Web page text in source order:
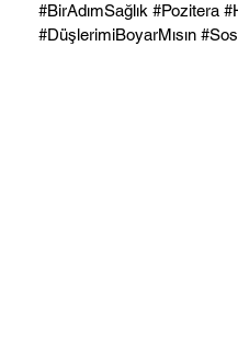
#BirAdımSağlık #Pozitera
#DüşlerimiBoyarMısın